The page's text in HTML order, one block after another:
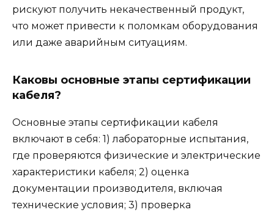
рискуют получить некачественный продукт,
что может привести к поломкам оборудования
или даже аварийным ситуациям.
Каковы основные этапы сертификации
кабеля?
Основные этапы сертификации кабеля
включают в себя: 1) лабораторные испытания,
где проверяются физические и электрические
характеристики кабеля; 2) оценка
документации производителя, включая
технические условия; 3) проверка